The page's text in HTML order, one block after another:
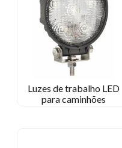
Luzes de trabalho LED
para caminhões